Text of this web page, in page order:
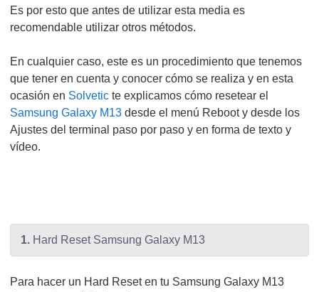
Es por esto que antes de utilizar esta media es
recomendable utilizar otros métodos.
En cualquier caso, este es un procedimiento que tenemos
que tener en cuenta y conocer cómo se realiza y en esta
ocasión en Solvetic te explicamos cómo resetear el
Samsung Galaxy M13 desde el menú Reboot y desde los
Ajustes del terminal paso por paso y en forma de texto y
vídeo.
1. Hard Reset Samsung Galaxy M13
Para hacer un Hard Reset en tu Samsung Galaxy M13